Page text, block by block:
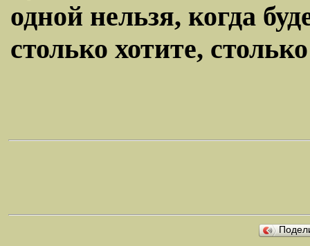
одной нельзя, когда
столько хотите,